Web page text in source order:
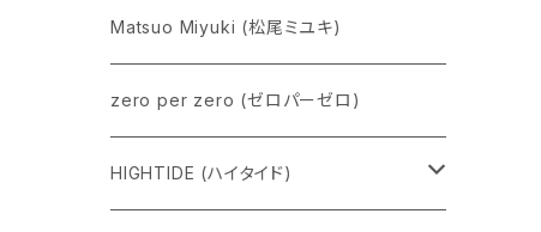
Matsuo Miyuki (松尾ミユキ)
zero per zero (ゼロパーゼロ)
HIGHTIDE (ハイタイド)